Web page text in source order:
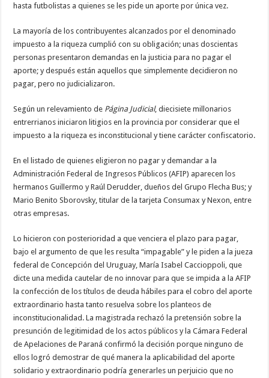
hasta futbolistas a quienes se les pide un aporte por única vez.
La mayoría de los contribuyentes alcanzados por el denominado
impuesto a la riqueza cumplió con su obligación; unas doscientas
personas presentaron demandas en la justicia para no pagar el
aporte; y después están aquellos que simplemente decidieron no
pagar, pero no judicializaron.
Según un relevamiento de Página Judicial, diecisiete millonarios
entrerrianos iniciaron litigios en la provincia por considerar que el
impuesto a la riqueza es inconstitucional y tiene carácter confiscatorio.
En el listado de quienes eligieron no pagar y demandar a la
Administración Federal de Ingresos Públicos (AFIP) aparecen los
hermanos Guillermo y Raúl Derudder, dueños del Grupo Flecha Bus; y
Mario Benito Sborovsky, titular de la tarjeta Consumax y Nexon, entre
otras empresas.
Lo hicieron con posterioridad a que venciera el plazo para pagar,
bajo el argumento de que les resulta “impagable” y le piden a la jueza
federal de Concepción del Uruguay, María Isabel Caccioppoli, que
dicte una medida cautelar de no innovar para que se impida a la AFIP
la confección de los títulos de deuda hábiles para el cobro del aporte
extraordinario hasta tanto resuelva sobre los planteos de
inconstitucionalidad. La magistrada rechazó la pretensión sobre la
presunción de legitimidad de los actos públicos y la Cámara Federal
de Apelaciones de Paraná confirmó la decisión porque ninguno de
ellos logró demostrar de qué manera la aplicabilidad del aporte
solidario y extraordinario podría generarles un perjuicio que no